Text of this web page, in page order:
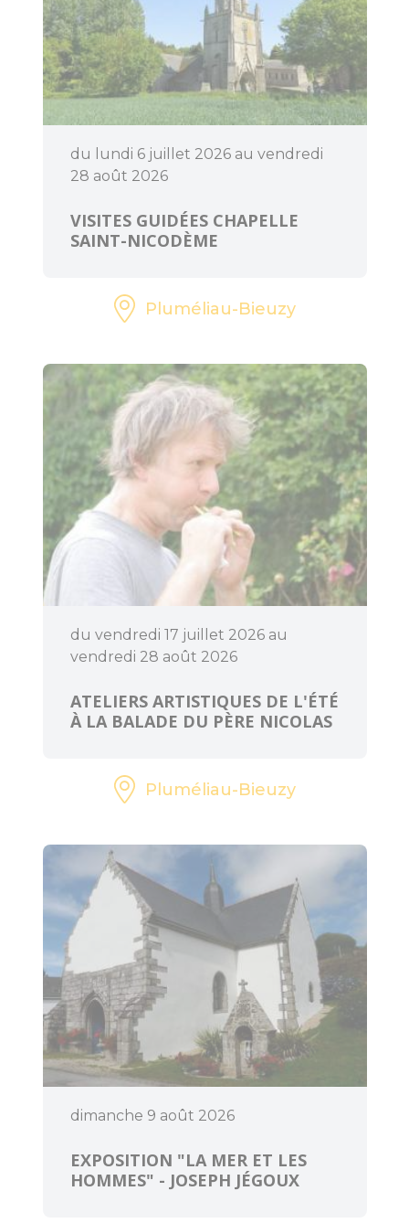
Pratique
Accueil Vélo
Agenda
du lundi 6 juillet 2026 au vendredi
28 août 2026
VISITES GUIDÉES CHAPELLE
SAINT-NICODÈME
Pluméliau-Bieuzy
du vendredi 17 juillet 2026 au
vendredi 28 août 2026
ATELIERS ARTISTIQUES DE L'ÉTÉ
À LA BALADE DU PÈRE NICOLAS
Pluméliau-Bieuzy
dimanche 9 août 2026
EXPOSITION "LA MER ET LES
HOMMES" - JOSEPH JÉGOUX